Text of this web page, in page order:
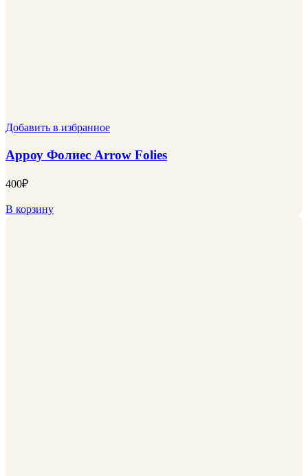
Добавить в избранное
Арроу Фолиес Arrow Folies
400₽
В корзину